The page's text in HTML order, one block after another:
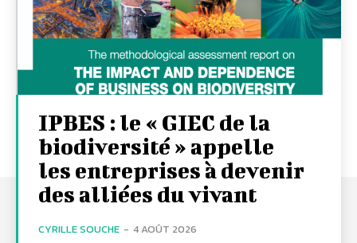
IPBES : le « GIEC de la
biodiversité » appelle
les entreprises à devenir
des alliées du vivant
CYRILLE SOUCHE - 4 AOÛT 2026